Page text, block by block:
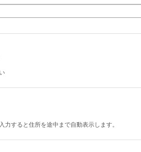
力すると住所を途中まで自動表示します。